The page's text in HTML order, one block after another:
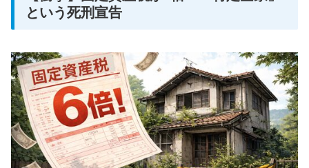
という死刑宣告